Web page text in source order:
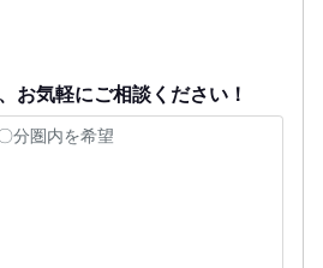
お気軽にご相談ください！